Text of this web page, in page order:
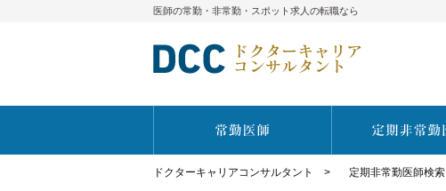
医師の常勤・非常勤・スポット求人の転職なら
ドクターキャリアコンサルタント > 定期非常勤医師検索